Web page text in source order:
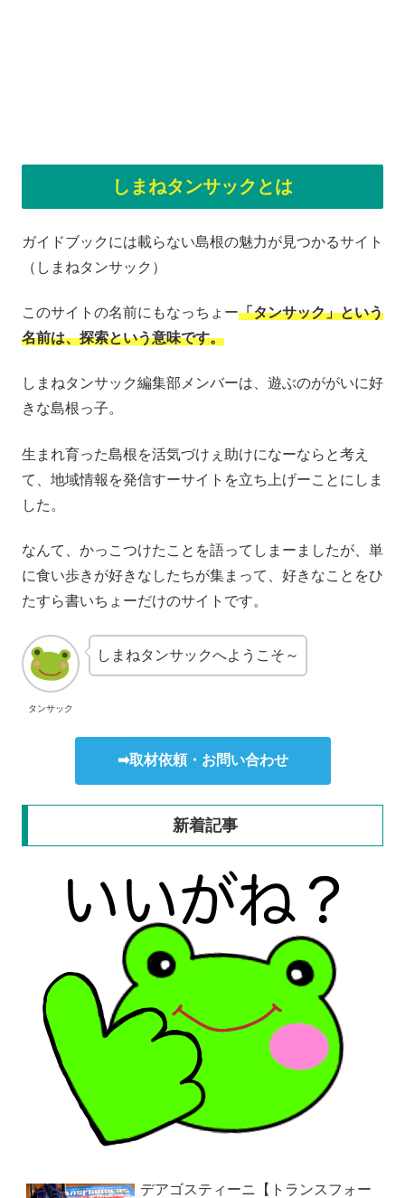
しまねタンサックとは
ガイドブックには載らない島根の魅力が見つかるサイト
（しまねタンサック）
このサイトの名前にもなっちょー「タンサック」という
名前は、探索という意味です。
しまねタンサック編集部メンバーは、遊ぶのががいに好
きな島根っ子。
生まれ育った島根を活気づけぇ助けになーならと考え
て、地域情報を発信すーサイトを立ち上げーことにしま
した。
なんて、かっこつけたことを語ってしまーましたが、単
に食い歩きが好きなしたちが集まって、好きなことをひ
たすら書いちょーだけのサイトです。
タンサック
しまねタンサックへようこそ～
➡取材依頼・お問い合わせ
新着記事
デアゴスティーニ【トランスフォー